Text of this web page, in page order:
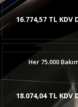
16.774,57 TL KDV
Her 75.000
18.074,04 TL KDV